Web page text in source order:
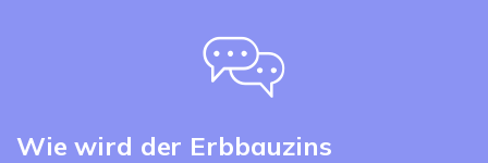
Wie wird der Erbbauzins